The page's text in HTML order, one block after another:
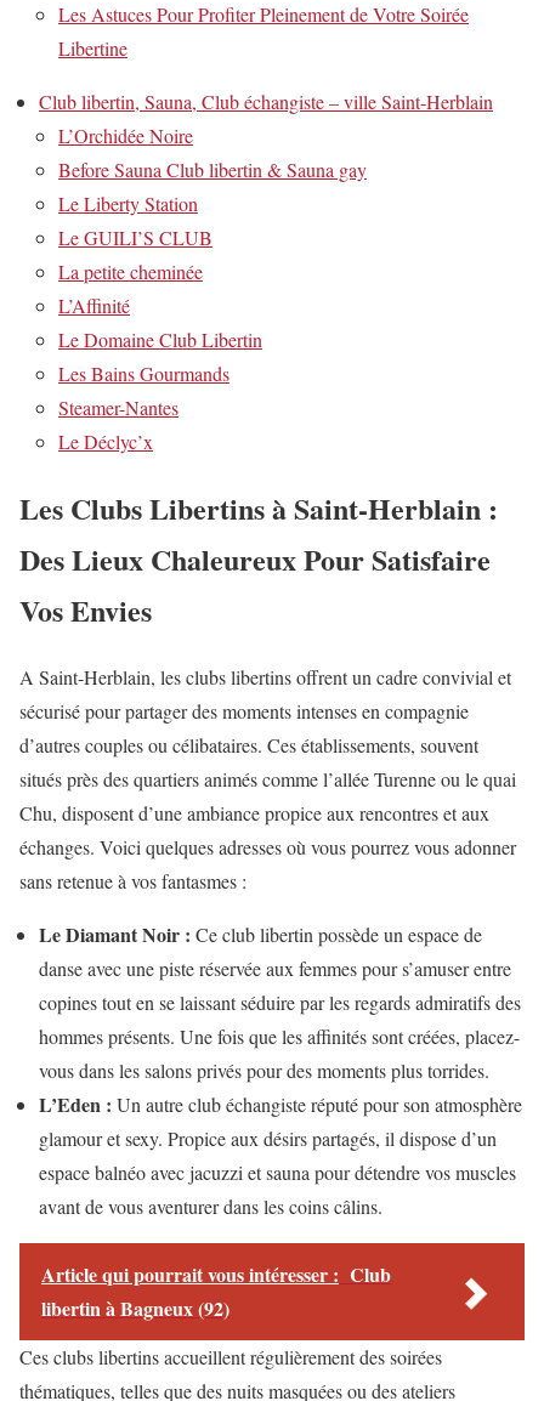
Les Astuces Pour Profiter Pleinement de Votre Soirée
Libertine
Club libertin, Sauna, Club échangiste – ville Saint-Herblain
L’Orchidée Noire
Before Sauna Club libertin & Sauna gay
Le Liberty Station
Le GUILI’S CLUB
La petite cheminée
L’Affinité
Le Domaine Club Libertin
Les Bains Gourmands
Steamer-Nantes
Le Déclyc’x
Les Clubs Libertins à Saint-Herblain :
Des Lieux Chaleureux Pour Satisfaire
Vos Envies
A Saint-Herblain, les clubs libertins offrent un cadre convivial et
sécurisé pour partager des moments intenses en compagnie
d’autres couples ou célibataires. Ces établissements, souvent
situés près des quartiers animés comme l’allée Turenne ou le quai
Chu, disposent d’une ambiance propice aux rencontres et aux
échanges. Voici quelques adresses où vous pourrez vous adonner
sans retenue à vos fantasmes :
Le Diamant Noir : Ce club libertin possède un espace de
danse avec une piste réservée aux femmes pour s’amuser entre
copines tout en se laissant séduire par les regards admiratifs des
hommes présents. Une fois que les affinités sont créées, placez-
vous dans les salons privés pour des moments plus torrides.
L’Eden : Un autre club échangiste réputé pour son atmosphère
glamour et sexy. Propice aux désirs partagés, il dispose d’un
espace balnéo avec jacuzzi et sauna pour détendre vos muscles
avant de vous aventurer dans les coins câlins.
Article qui pourrait vous intéresser : Club
libertin à Bagneux (92)
Ces clubs libertins accueillent régulièrement des soirées
thématiques, telles que des nuits masquées ou des ateliers